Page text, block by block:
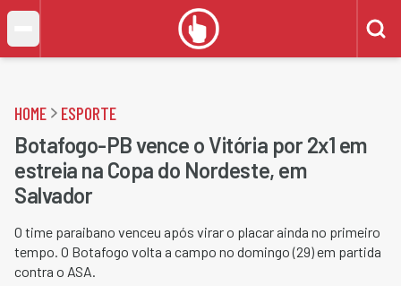
HOME ESPORTE
Botafogo-PB vence o Vitória por 2x1 em
estreia na Copa do Nordeste, em
Salvador
O time paraibano venceu após virar o placar ainda no primeiro
tempo. O Botafogo volta a campo no domingo (29) em partida
contra o ASA.